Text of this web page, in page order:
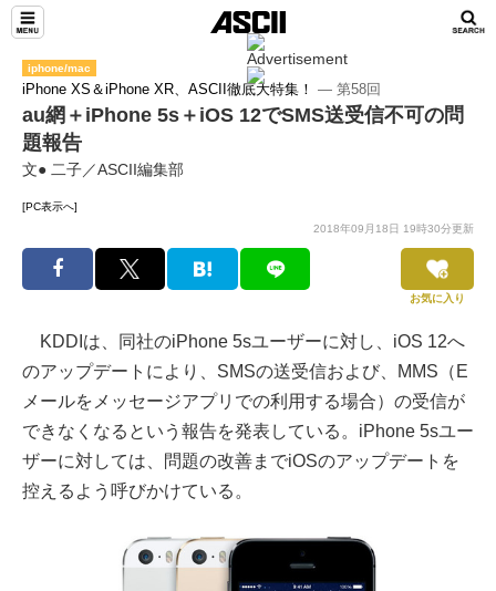
iphone/mac
iPhone XS＆iPhone XR、ASCII徹底大特集！ ― 第58回
au網＋iPhone 5s＋iOS 12でSMS送受信不可の問
題報告
文● 二子／ASCII編集部
[PC表示へ]
2018年09月18日 19時30分更新
お気に入り
KDDIは、同社のiPhone 5sユーザーに対し、iOS 12へ
のアップデートにより、SMSの送受信および、MMS（E
メールをメッセージアプリでの利用する場合）の受信が
できなくなるという報告を発表している。iPhone 5sユー
ザーに対しては、問題の改善までiOSのアップデートを
控えるよう呼びかけている。